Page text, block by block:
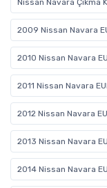
Nissan Navara Çıkma
2009 Nissan Navara
2010 Nissan Navara
2011 Nissan Navara
2012 Nissan Navara
2013 Nissan Navara
2014 Nissan Navara